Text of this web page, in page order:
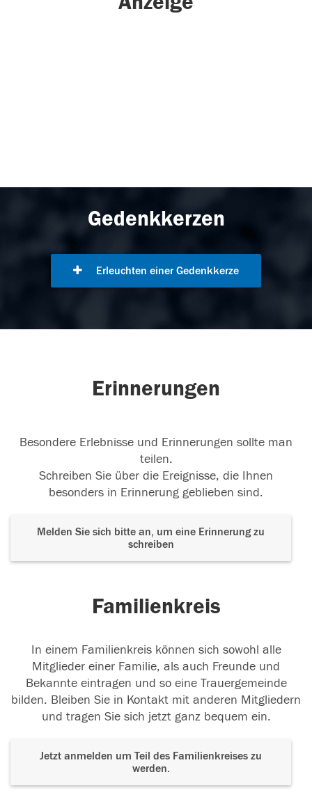
Gedenkkerzen
Erleuchten einer Gedenkkerze
Erinnerungen
Besondere Erlebnisse und Erinnerungen sollte man
teilen.
Schreiben Sie über die Ereignisse, die Ihnen
besonders in Erinnerung geblieben sind.
Melden Sie sich bitte an, um eine Erinnerung zu
schreiben
Familienkreis
In einem Familienkreis können sich sowohl alle
Mitglieder einer Familie, als auch Freunde und
Bekannte eintragen und so eine Trauergemeinde
bilden. Bleiben Sie in Kontakt mit anderen Mitgliedern
und tragen Sie sich jetzt ganz bequem ein.
Jetzt anmelden um Teil des Familienkreises zu
werden.